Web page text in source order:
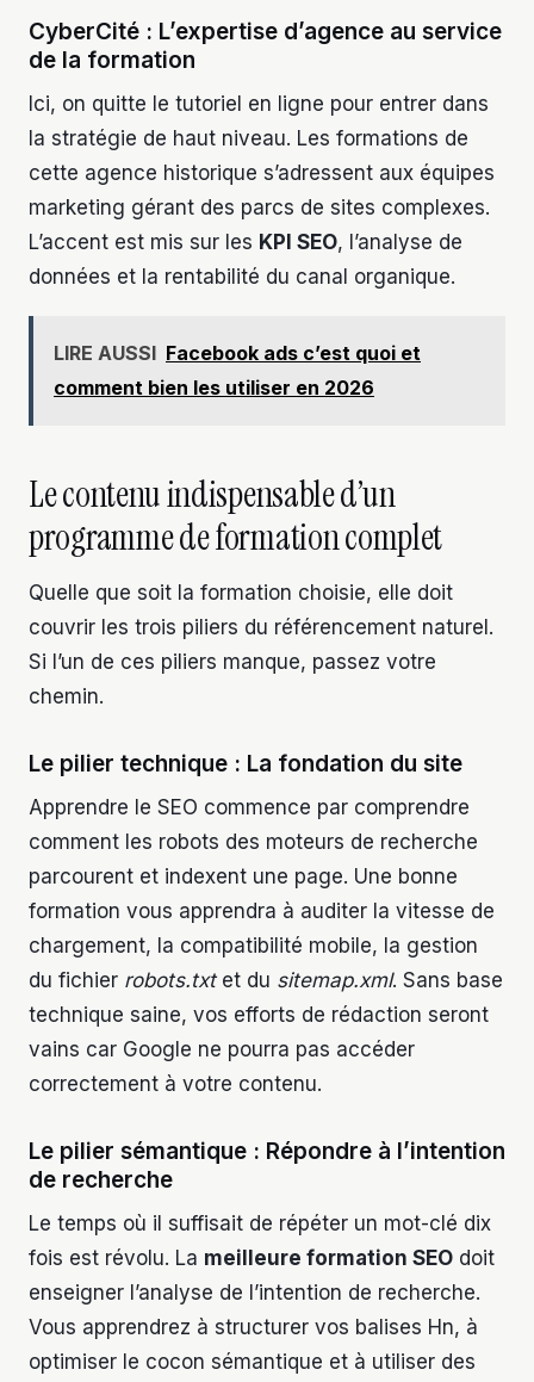
CyberCité : L’expertise d’agence au service
de la formation
Ici, on quitte le tutoriel en ligne pour entrer dans
la stratégie de haut niveau. Les formations de
cette agence historique s’adressent aux équipes
marketing gérant des parcs de sites complexes.
L’accent est mis sur les KPI SEO, l’analyse de
données et la rentabilité du canal organique.
LIRE AUSSI Facebook ads c’est quoi et
comment bien les utiliser en 2026
Le contenu indispensable d’un
programme de formation complet
Quelle que soit la formation choisie, elle doit
couvrir les trois piliers du référencement naturel.
Si l’un de ces piliers manque, passez votre
chemin.
Le pilier technique : La fondation du site
Apprendre le SEO commence par comprendre
comment les robots des moteurs de recherche
parcourent et indexent une page. Une bonne
formation vous apprendra à auditer la vitesse de
chargement, la compatibilité mobile, la gestion
du fichier robots.txtet du sitemap.xml. Sans base
technique saine, vos efforts de rédaction seront
vains car Google ne pourra pas accéder
correctement à votre contenu.
Le pilier sémantique : Répondre à l’intention
de recherche
Le temps où il suffisait de répéter un mot-clé dix
fois est révolu. La meilleure formation SEO doit
enseigner l’analyse de l’intention de recherche.
Vous apprendrez à structurer vos balises Hn, à
optimiser le cocon sémantique et à utiliser des